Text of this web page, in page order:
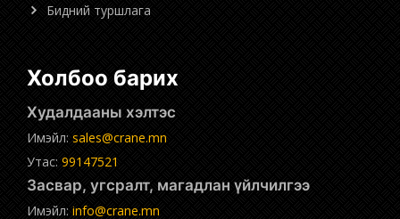
Бидний туршлага
Холбоо барих
Худалдааны хэлтэс
Имэйл: sales@crane.mn
Утас: 99147521
Засвар, угсралт, магадлан үйлчилгээ
Имэйл: info@crane.mn